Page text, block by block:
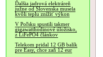
Ďalšia jadrová elektráreň
južne od Slovenska musela
kvôli teplu znížiť výkon
V Poľsku spustili takmer
gigawatthodinové úložisko,
z LiFePO4 článkov
Telekom pridal 12 GB balík
pre Easy, chce zaň 12 eur